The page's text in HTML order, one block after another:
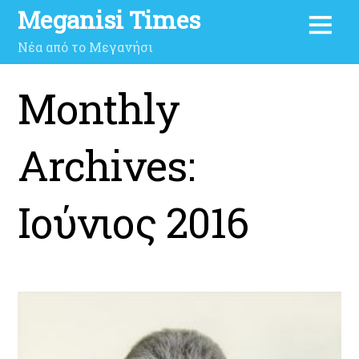
Meganisi Times
Νέα από το Μεγανήσι
Monthly
Archives:
Ιούνιος 2016